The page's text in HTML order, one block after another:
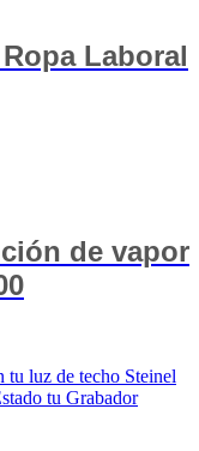
Laboral
de vapor
tu luz de techo Steinel
tu Grabador